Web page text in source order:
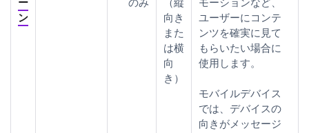
ン
向き
また
は横
向
き）
ユーザーにコンテ
ンツを確実に見て
もらいたい場合に
使用します。
モバイルデバイス
では、デバイスの
向きがメッセージ